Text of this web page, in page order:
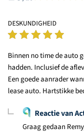
DESKUNDIGHEID
Binnen no time de auto
hadden. Inclusief de
Een goede aanrader
lease auto. Hartstikke
Reactie van
Graag gedaan